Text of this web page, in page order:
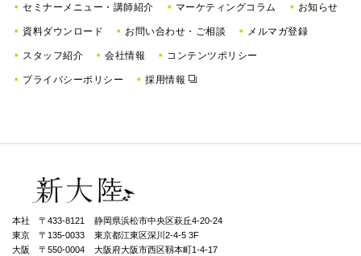
セミナーメニュー・講師紹介 マーケティングコラム お知らせ
資料ダウンロード お問い合わせ・ご相談 メルマガ登録
スタッフ紹介 会社情報 コンテンツポリシー
プライバシーポリシー 採用情報
本社 〒433-8121
静岡県浜松市中央区萩丘4-20-24
東京 〒135-0033
東京都江東区深川2-4-5 3F
大阪 〒550-0004
⼤阪府⼤阪市⻄区靱本町1-4-17